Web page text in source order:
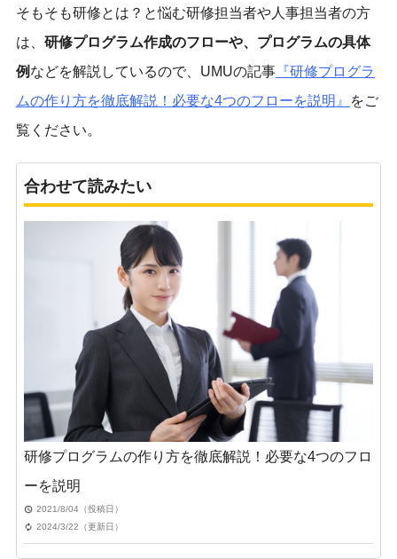
そもそも研修とは？と悩む研修担当者や人事担当者の方
は、 研修プログラム作成のフローや、プログラムの具体
例 などを解説しているので、UMUの記事『研修プログラ
ムの作り方を徹底解説！必要な4つのフローを説明』
をご
覧ください。
合わせて読みたい
研修プログラムの作り方を徹底解説！必要な4つのフロ
ーを説明
2021/8/04（投稿日）
2024/3/22（更新日）